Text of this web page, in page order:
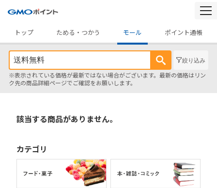
トップ
ためる・つかう モール ポイント通帳
絞り込み
※表示されている価格が最新ではない場合がございます。最新の価格はリン
ク先の商品詳細ページでご確認をお願いします。
該当する商品がありません。
カテゴリ